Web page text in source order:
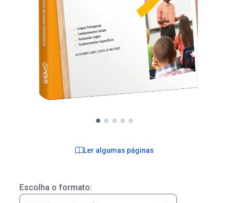
Ler algumas páginas
Escolha o formato: